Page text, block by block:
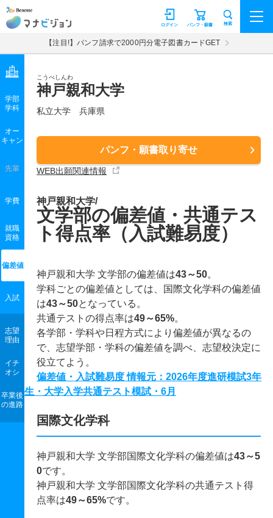
マナビジョン パンフ・願書
ログイン 検索
【注目!】パンフ請求で2000円分電子図書カードGET
こうべしんわ
神戸親和大学
私立大学 兵庫県
パンフ・願書取り寄せ
WEB出願関連情報
学部
学科
オー
キャン
先輩
学費
就職
資格
偏差値
入試
志望
理由
イチ
オシ
卒業後
の進路
神戸親和大学/
文学部の偏差値・共通テス
ト得点率（入試難易度）
神戸親和大学 文学部の偏差値は43～50。
学科ごとの偏差値としては、国際文化学科の偏差値
は43～50となっている。
共通テストの得点率は49～65%。
各学部・学科や日程方式により偏差値が異なるの
で、志望学部・学科の偏差値を調べ、志望校決定に
役立てよう。
偏差値・入試難易度 情報元：2026年度進研模試3年
生・大学入学共通テスト模試・6月
国際文化学科
神戸親和大学 文学部国際文化学科の偏差値は43～5
0です。
神戸親和大学 文学部国際文化学科の共通テスト得
点率は49～65%です。